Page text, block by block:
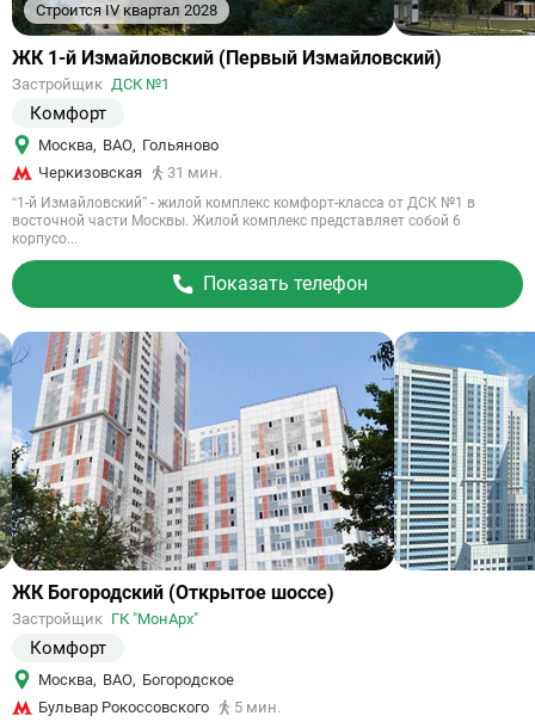
Строится IV квартал 2028
Ссылка
объект
ЖК 1-й Измайловский (Первый Измайловский)
Застройщик ДСК №1
Комфорт
Москва, ВАО, Гольяново
Черкизовская
31 мин.
“1-й Измайловский” - жилой комплекс комфорт-класса от ДСК №1 в
восточной части Москвы. Жилой комплекс представляет собой 6
корпусо...
Показать телефон
Ссылка
объект
ЖК Богородский (Открытое шоссе)
Застройщик ГК "МонАрх"
Комфорт
Москва, ВАО, Богородское
Бульвар Рокоссовского
5 мин.